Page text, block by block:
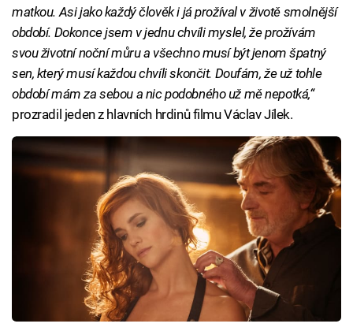
matkou. Asi jako každý člověk i já prožíval v životě smolnější
období. Dokonce jsem v jednu chvíli myslel, že prožívám
svou životní noční můru a všechno musí být jenom špatný
sen, který musí každou chvíli skončit. Doufám, že už tohle
období mám za sebou a nic podobného už mě nepotká,“
prozradil jeden z hlavních hrdinů filmu Václav Jílek.